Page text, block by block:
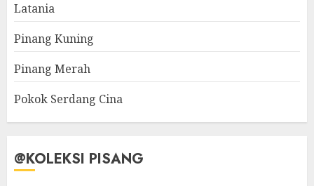
Latania
Pinang Kuning
Pinang Merah
Pokok Serdang Cina
@KOLEKSI PISANG